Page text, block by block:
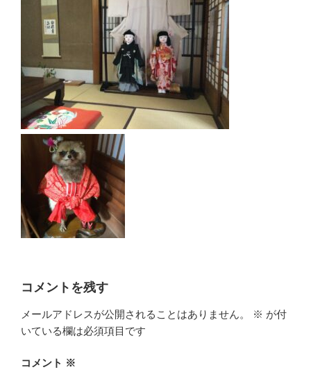
コメントを残す
メールアドレスが公開されることはありません。 ※ が付
いている欄は必須項目です
コメント ※